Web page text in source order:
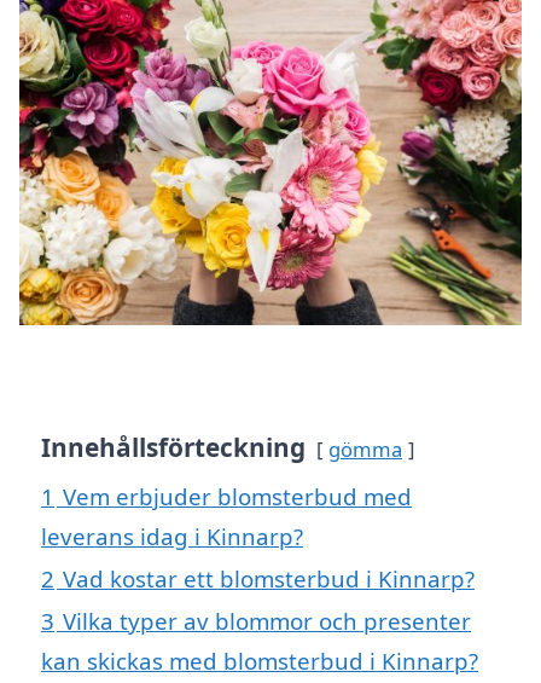
Innehållsförteckning gömma
1 Vem erbjuder blomsterbud med
leverans idag i Kinnarp?
2 Vad kostar ett blomsterbud i Kinnarp?
3 Vilka typer av blommor och presenter
kan skickas med blomsterbud i Kinnarp?